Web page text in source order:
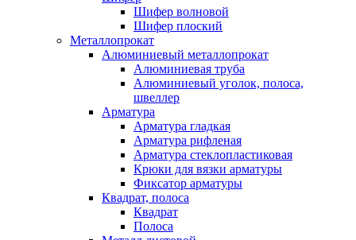
Шифер волновой
Шифер плоский
Металлопрокат
Алюминиевый металлопрокат
Алюминиевая труба
Алюминиевый уголок, полоса,
швеллер
Арматура
Арматура гладкая
Арматура рифленая
Арматура стеклопластиковая
Крюки для вязки арматуры
Фиксатор арматуры
Квадрат, полоса
Квадрат
Полоса